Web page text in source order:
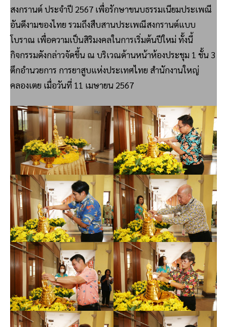
สงกรานต์ ประจำปี 2567 เพื่อรักษาขนบธรรมเนียมประเพณี
อันดีงามของไทย รวมถึงสืบสานประเพณีสงกรานต์แบบ
โบราณ เพื่อความเป็นสิริมงคลในการเริ่มต้นปีใหม่ ทั้งนี้
กิจกรรมดังกล่าวจัดขึ้น ณ บริเวณด้านหน้าห้องประชุม 1 ชั้น 3
ตึกอำนวยการ การยาสูบแห่งประเทศไทย สำนักงานใหญ่
คลองเตย เมื่อวันที่ 11 เมษายน 2567